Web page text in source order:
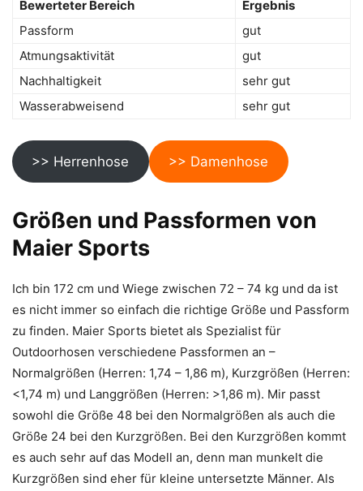
Bewerteter Bereich
Ergebnis
Passform
gut
Atmungsaktivität
gut
Nachhaltigkeit
sehr gut
Wasserabweisend
sehr gut
>> Herrenhose >> Damenhose
Größen und Passformen von
Maier Sports
Ich bin 172 cm und Wiege zwischen 72 – 74 kg und da ist
es nicht immer so einfach die richtige Größe und Passform
zu finden. Maier Sports bietet als Spezialist für
Outdoorhosen verschiedene Passformen an –
Normalgrößen (Herren: 1,74 – 1,86 m), Kurzgrößen (Herren:
<1,74 m) und Langgrößen (Herren: >1,86 m). Mir passt
sowohl die Größe 48 bei den Normalgrößen als auch die
Größe 24 bei den Kurzgrößen. Bei den Kurzgrößen kommt
es auch sehr auf das Modell an, denn man munkelt die
Kurzgrößen sind eher für kleine untersetzte Männer. Als